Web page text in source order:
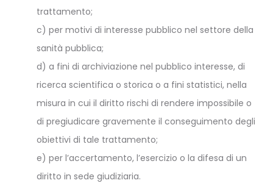
trattamento;
c) per motivi di interesse pubblico nel settore della
sanità pubblica;
d) a fini di archiviazione nel pubblico interesse, di
ricerca scientifica o storica o a fini statistici, nella
misura in cui il diritto rischi di rendere impossibile o
di pregiudicare gravemente il conseguimento degli
obiettivi di tale trattamento;
e) per l’accertamento, l’esercizio o la difesa di un
diritto in sede giudiziaria.